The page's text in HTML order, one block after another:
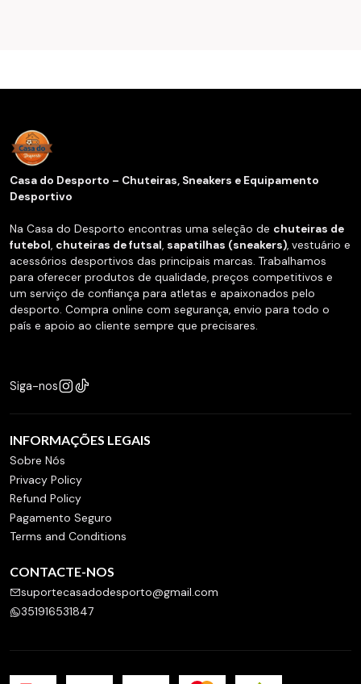
Casa do Desporto – Chuteiras, Sneakers e Equipamento
Desportivo
Na Casa do Desporto encontras uma seleção de chuteiras de
futebol, chuteiras de futsal, sapatilhas (sneakers), vestuário e
acessórios desportivos das principais marcas. Trabalhamos
para oferecer produtos de qualidade, preços competitivos e
um serviço de confiança para atletas e apaixonados pelo
desporto. Compra online com segurança, envio para todo o
país e apoio ao cliente sempre que precisares.
Siga-nos
INFORMAÇÕES LEGAIS
Sobre Nós
Privacy Policy
Refund Policy
Pagamento Seguro
Terms and Conditions
CONTACTE-NOS
suportecasadodesporto@gmail.com
351916531847